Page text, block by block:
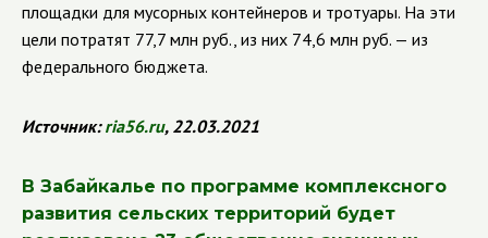
площадки для мусорных контейнеров и тротуары. На эти
цели потратят 77,7 млн руб., из них 74,6 млн руб. — из
федерального бюджета.
Источник:ria56.ru, 22.03.2021
В Забайкалье по программе комплексного
развития сельских территорий будет